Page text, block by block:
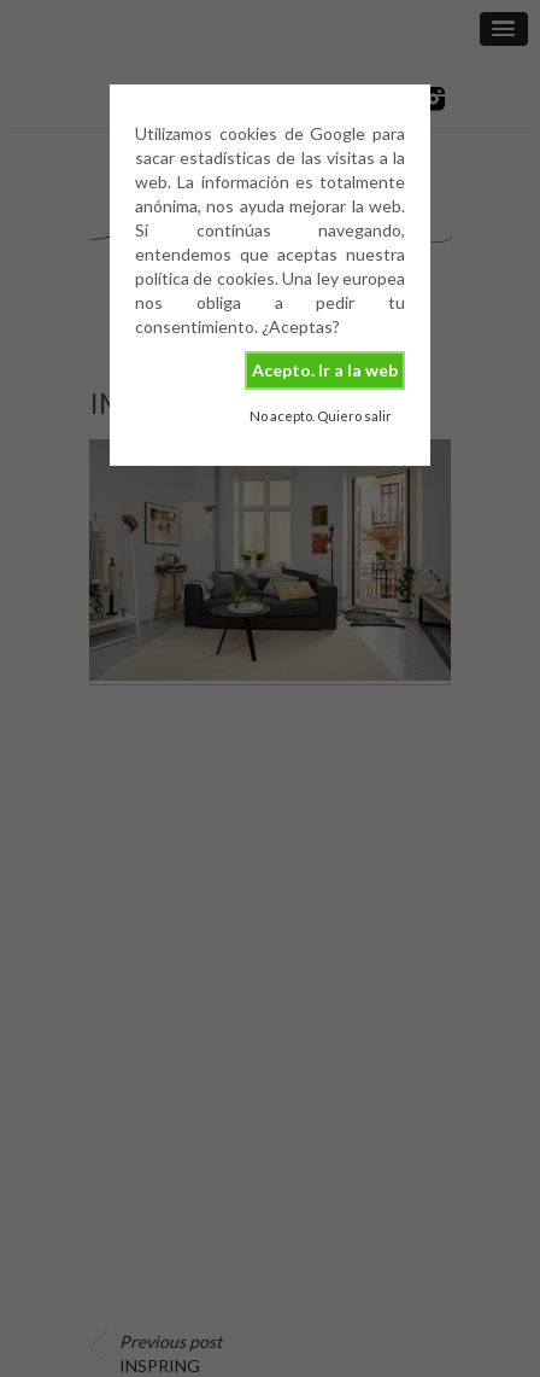
Utilizamos cookies de Google para
sacar estadísticas de las visitas a la
web. La información es totalmente
anónima, nos ayuda mejorar la web.
Si continúas navegando,
entendemos que aceptas nuestra
política de cookies. Una ley europea
nos obliga a pedir tu
consentimiento. ¿Aceptas?
Acepto. Ir a la web
No acepto. Quiero salir
IMG_0383
Previous post
INSPRING